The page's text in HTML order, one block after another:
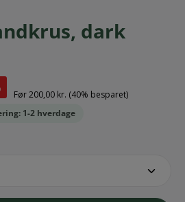
dark
Før200,00 kr. (40% besparet)
1-2 hverdage